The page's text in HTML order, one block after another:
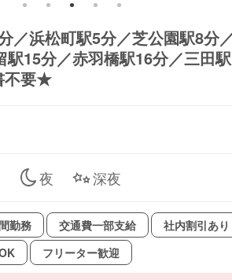
／浜松町駅5分／芝公園駅8分
15分／赤羽橋駅16分／三田
不要★
夜 深夜
勤務 交通費一部支給 社内割引あり
フリーター歓迎